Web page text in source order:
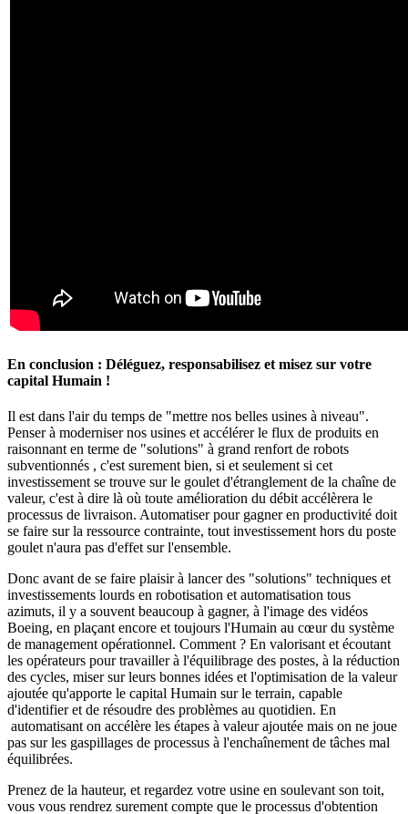
En conclusion : Déléguez, responsabilisez et misez sur votre
capital Humain !
Il est dans l'air du temps de "mettre nos belles usines à niveau".
Penser à moderniser nos usines et accélérer le flux de produits en
raisonnant en terme de "solutions" à grand renfort de robots
subventionnés , c'est surement bien, si et seulement si cet
investissement se trouve sur le goulet d'étranglement de la chaîne de
valeur, c'est à dire là où toute amélioration du débit accélèrera le
processus de livraison. Automatiser pour gagner en productivité doit
se faire sur la ressource contrainte, tout investissement hors du poste
goulet n'aura pas d'effet sur l'ensemble.
Donc avant de se faire plaisir à lancer des "solutions" techniques et
investissements lourds en robotisation et automatisation tous
azimuts, il y a souvent beaucoup à gagner, à l'image des vidéos
Boeing, en plaçant encore et toujours l'Humain au cœur du système
de management opérationnel. Comment ? En valorisant et écoutant
les opérateurs pour travailler à l'équilibrage des postes, à la réduction
des cycles, miser sur leurs bonnes idées et l'optimisation de la valeur
ajoutée qu'apporte le capital Humain sur le terrain, capable
d'identifier et de résoudre des problèmes au quotidien. En
automatisant on accélère les étapes à valeur ajoutée mais on ne joue
pas sur les gaspillages de processus à l'enchaînement de tâches mal
équilibrées.
Prenez de la hauteur, et regardez votre usine en soulevant son toit,
vous vous rendrez surement compte que le processus d'obtention